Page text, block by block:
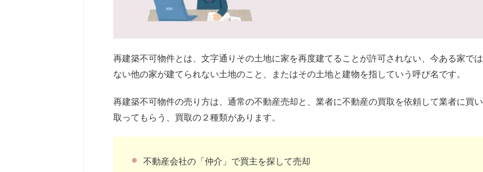
再建築不可物件とは、文字通りその土地に家を再度建てることが許可されない、今ある家では
ない他の家が建てられない土地のこと、またはその土地と建物を指していう呼び名です。
再建築不可物件の売り方は、通常の不動産売却と、業者に不動産の買取を依頼して業者に買い
取ってもらう、買取の２種類があります。
不動産会社の「仲介」で買主を探して売却